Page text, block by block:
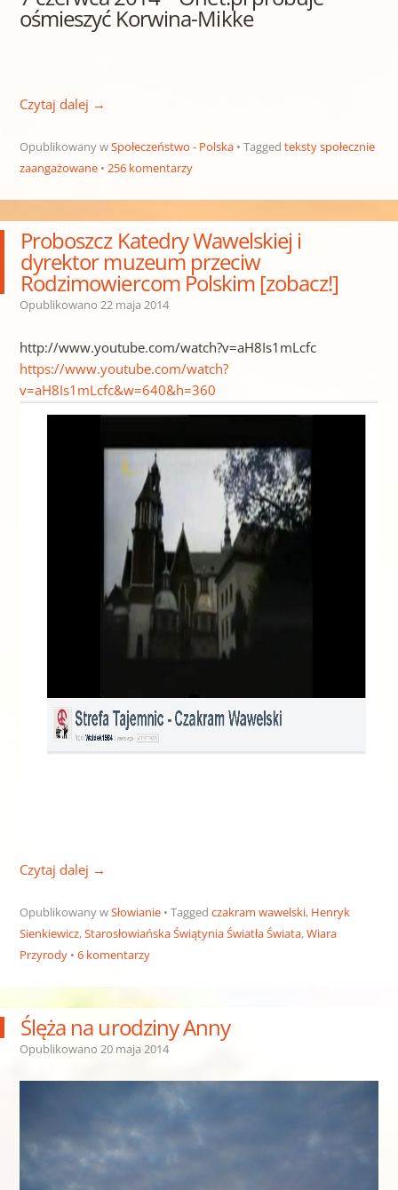
ośmieszyć Korwina-Mikke
Czytaj dalej →
Opublikowany wSpołeczeństwo - Polska Tagged teksty społecznie
zaangażowane
256 komentarzy
Proboszcz Katedry Wawelskiej i
dyrektor muzeum przeciw
Rodzimowiercom Polskim [zobacz!]
Opublikowano 22 maja 2014
http://www.youtube.com/watch?v=aH8Is1mLcfc
https://www.youtube.com/watch?
v=aH8Is1mLcfc&w=640&h=360
Czytaj dalej →
Opublikowany wSłowianie Tagged czakram wawelski, Henryk
Sienkiewicz,Starosłowiańska Świątynia Światła Świata,Wiara
Przyrody
6 komentarzy
Ślęża na urodziny Anny
Opublikowano 20 maja 2014